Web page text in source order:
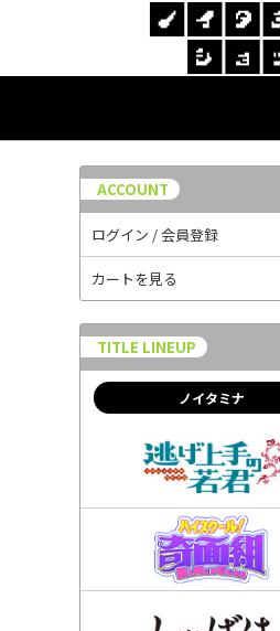
ACCOUNT
ログイン / 会員登録
カートを見る
TITLE LINEUP
ノイタミナ